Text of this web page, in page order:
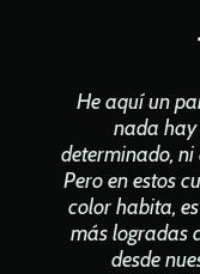
He aquí un
nada hay
determinado,
Pero en estos
color habita,
más logradas
desde